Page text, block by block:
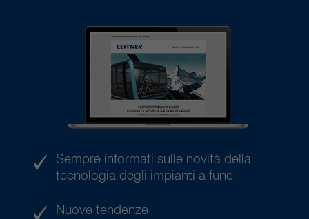
Sempre informati sulle novità della
tecnologia degli impianti a fune
Nuove tendenze